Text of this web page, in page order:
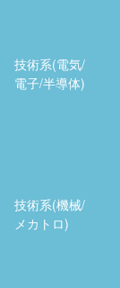
技術系(電気/
電子/半導体)
技術系(機械/
メカトロ)